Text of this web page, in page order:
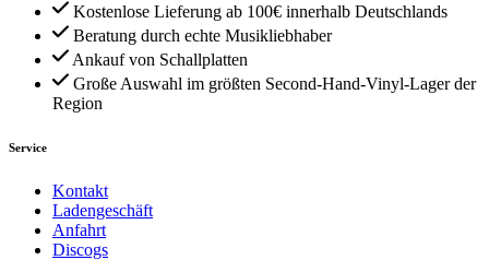
Kostenlose Lieferung ab 100€ innerhalb Deutschlands
Beratung durch echte Musikliebhaber
Ankauf von Schallplatten
Große Auswahl im größten Second-Hand-Vinyl-Lager der
Region
Service
Kontakt
Ladengeschäft
Anfahrt
Discogs